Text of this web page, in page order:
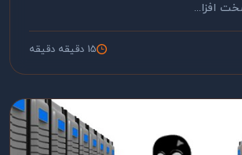
افزا...
15 دقیقه دقیقه